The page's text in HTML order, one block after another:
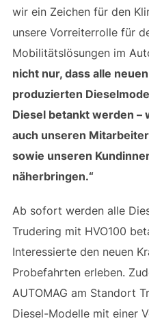
wir ein Zeichen für den
unsere Vorreiterrolle für
Mobilitätslösungen im
nicht nur, dass alle
produzierten
Diesel betankt werden
auch unseren
sowie unseren
näherbringen.“
Ab sofort werden alle
Trudering mit HVO100
Interessierte den neuen
Probefahrten erleben.
AUTOMAG am Standort
Diesel-Modelle mit einer